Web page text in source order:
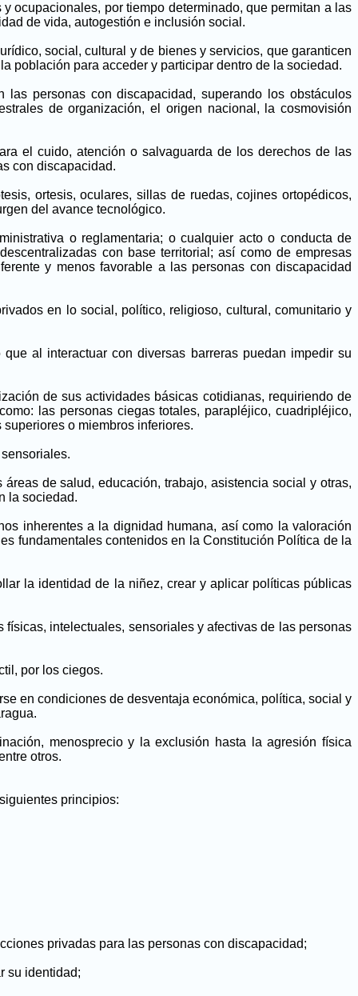
ocupacionales, por tiempo determinado, que permitan a las
de vida, autogestión e inclusión social.
social, cultural y de bienes y servicios, que garanticen
población para acceder y participar dentro de la sociedad.
personas con discapacidad, superando los obstáculos
de organización, el origen nacional, la cosmovisión
el cuido, atención o salvaguarda de los derechos de las
con discapacidad.
ortesis, oculares, sillas de ruedas, cojines ortopédicos,
del avance tecnológico.
o reglamentaria; o cualquier acto o conducta de
con base territorial; así como de empresas
y menos favorable a las personas con discapacidad
en lo social, político, religioso, cultural, comunitario y
al interactuar con diversas barreras puedan impedir su
de sus actividades básicas cotidianas, requiriendo de
las personas ciegas totales, parapléjico, cuadripléjico,
o miembros inferiores.
de salud, educación, trabajo, asistencia social y otras,
la sociedad.
inherentes a la dignidad humana, así como la valoración
fundamentales contenidos en la Constitución Política de la
la identidad de la niñez, crear y aplicar políticas públicas
intelectuales, sensoriales y afectivas de las personas
por los ciegos.
en condiciones de desventaja económica, política, social y
menosprecio y la exclusión hasta la agresión física
otros.
principios:
privadas para las personas con discapacidad;
su identidad;